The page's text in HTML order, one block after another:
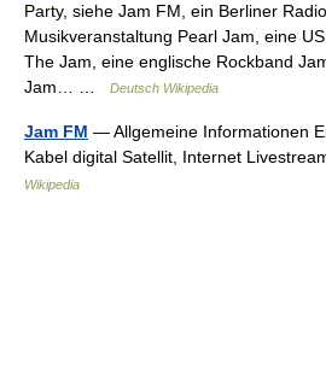
Party, siehe Jam FM, ein Berliner
Musikveranstaltung Pearl Jam, eine
The Jam, eine englische Rockband
Jam… …
Deutsch Wikipedia
Jam FM — Allgemeine Informationen
Kabel digital Satellit, Internet
Wikipedia